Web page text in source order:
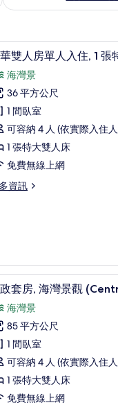
12雙人房單人入住, 1 張
海灣景
36 平方公尺
1 間臥室
可容納 4 人 (依實際入住
1 張特大雙人床
免費無線上網
資訊
15套房, 海灣景觀
海灣景
85 平方公尺
1 間臥室
可容納 4 人 (依實際入住
1 張特大雙人床
免費無線上網